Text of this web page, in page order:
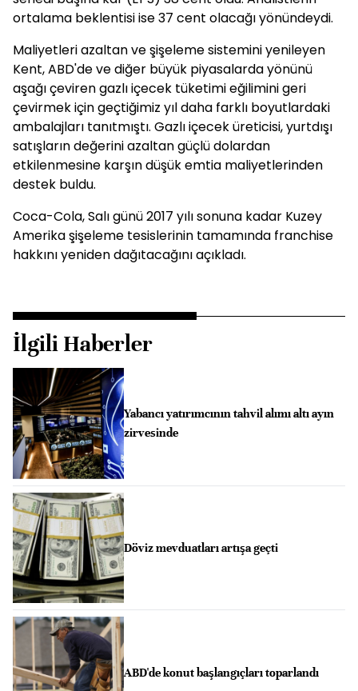
ortalama beklentisi ise 37 cent olacağı yönündeydi.
Maliyetleri azaltan ve şişeleme sistemini yenileyen
Kent, ABD'de ve diğer büyük piyasalarda yönünü
aşağı çeviren gazlı içecek tüketimi eğilimini geri
çevirmek için geçtiğimiz yıl daha farklı boyutlardaki
ambalajları tanıtmıştı. Gazlı içecek üreticisi, yurtdışı
satışların değerini azaltan güçlü dolardan
etkilenmesine karşın düşük emtia maliyetlerinden
destek buldu.
Coca-Cola, Salı günü 2017 yılı sonuna kadar Kuzey
Amerika şişeleme tesislerinin tamamında franchise
hakkını yeniden dağıtacağını açıkladı.
İlgili Haberler
Yabancı yatırımcının tahvil alımı altı ayın
zirvesinde
Döviz mevduatları artışa geçti
ABD'de konut başlangıçları toparlandı